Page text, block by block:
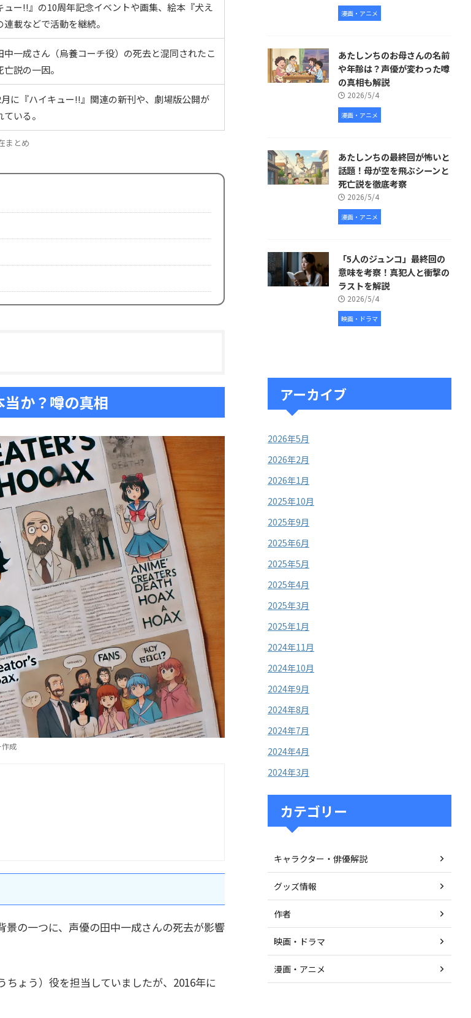
ュー!!』の10周年記念イベントや画集、絵本『犬え
連載などで活動を継続。
中一成さん（烏養コーチ役）の死去と混同されたこ
亡説の一因。
に『ハイキュー!!』関連の新刊や、劇場版公開が
いる。
まとめ
か？噂の真相
作成
景の一つに、声優の田中一成さんの死去が影響
ょう）役を担当していましたが、2016年に
漫画・アニメ
あたしンちのお母さんの名前
や年齢は？声優が変わった噂
の真相も解説
2026/5/4
漫画・アニメ
あたしンちの最終回が怖いと
話題！母が空を飛ぶシーンと
死亡説を徹底考察
2026/5/4
漫画・アニメ
「5人のジュンコ」最終回の
意味を考察！真犯人と衝撃の
ラストを解説
2026/5/4
映画・ドラマ
アーカイブ
2026年5月
2026年2月
2026年1月
2025年10月
2025年9月
2025年6月
2025年5月
2025年4月
2025年3月
2025年1月
2024年11月
2024年10月
2024年9月
2024年8月
2024年7月
2024年4月
2024年3月
カテゴリー
キャラクター・俳優解説
グッズ情報
作者
映画・ドラマ
漫画・アニメ